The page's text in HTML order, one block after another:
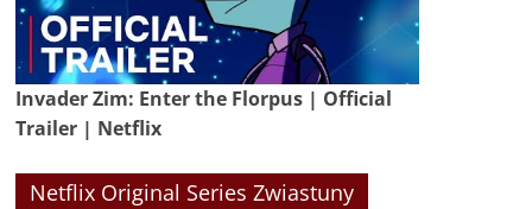
Invader Zim: Enter the Florpus | Official
Trailer | Netflix
Netflix Original Series Zwiastuny